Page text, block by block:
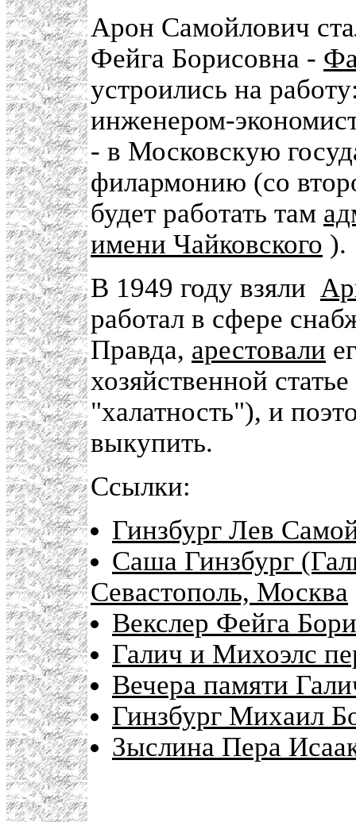
Арон Самойлович
Фейга Борисовна -
устроились на
инженером-
- в Московскую
филармонию (со
будет работать там
имени Чайковского ).
В 1949 году взяли
работал в сфере
Правда, арестовали
хозяйственной
"халатность"), и
выкупить.
Ссылки:
Гинзбург Лев
Саша Гинзбург
Севастополь, Москва
Векслер Фейга
Галич и Михоэлс
Вечера памяти
Гинзбург Михаил
Зыслина Пера